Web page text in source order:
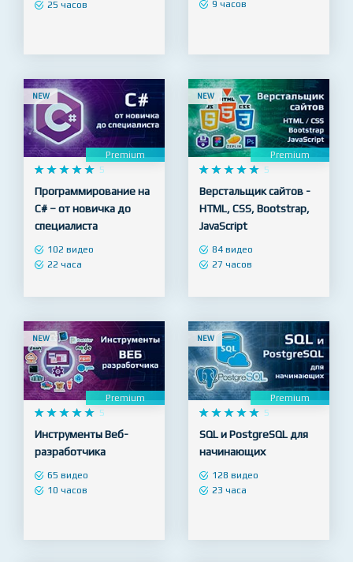
Java для начинающих
NEW

  
    5
Программирование на
C# – от новичка до
специалиста
NEW
    
     5
Верстальщик сайтов -
HTML, CSS, Bootstrap,
JavaScript
NEW
Premium
    
     5
Инструменты Веб-
разработчика
NEW
Premium
    
     5
SQL и PostgreSQL для
начинающих